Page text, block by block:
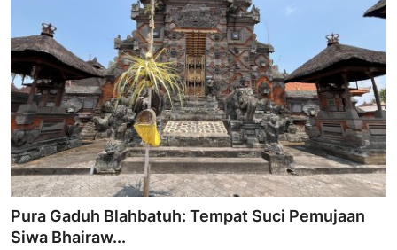
Pura Gaduh Blahbatuh: Tempat Suci Pemujaan
Siwa Bhairaw...